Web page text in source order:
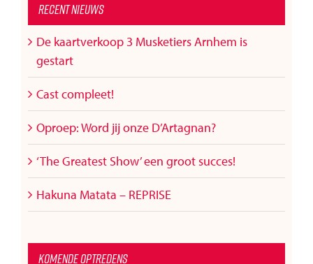
Recent nieuws
De kaartverkoop 3 Musketiers Arnhem is
gestart
Cast compleet!
Oproep: Word jij onze D’Artagnan?
‘The Greatest Show’ een groot succes!
Hakuna Matata – REPRISE
Komende optredens